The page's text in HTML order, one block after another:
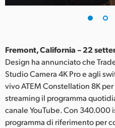
Germany
India
Japan
Korea
Fremont, California – 22
Design ha annunciato che
Studio Camera 4K Pro e agli
vivo ATEM Constellation 8K
streaming il programma
canale YouTube. Con 340.000
programma di riferimento per